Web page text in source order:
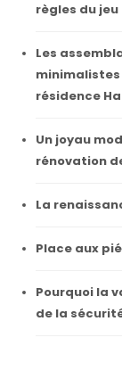
règles du jeu
Les
résidence
Un joyau
rénovation
La
Place aux
Pourquoi la
de la